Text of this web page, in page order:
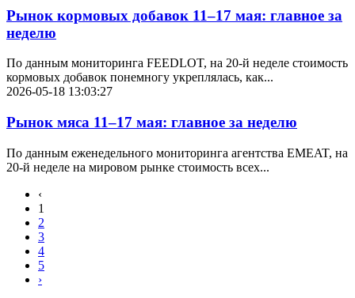
Рынок кормовых добавок 11–17 мая: главное за
неделю
По данным мониторинга FEEDLOT, на 20-й неделе стоимость
кормовых добавок понемногу укреплялась, как...
2026-05-18 13:03:27
Рынок мяса 11–17 мая: главное за неделю
По данным еженедельного мониторинга агентства EMEAT, на
20-й неделе на мировом рынке стоимость всех...
‹
1
2
3
4
5
›